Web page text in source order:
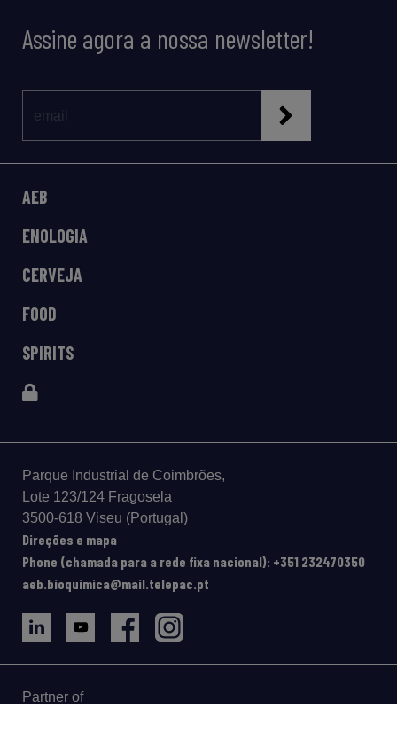
Assine agora a nossa newsletter!
AEB
ENOLOGIA
CERVEJA
FOOD
SPIRITS
Parque Industrial de Coimbrões,
Lote 123/124 Fragosela
3500-618 Viseu (Portugal)
Direções e mapa
Phone (chamada para a rede fixa nacional): +351 232470350
aeb.bioquimica@mail.telepac.pt
Partner of